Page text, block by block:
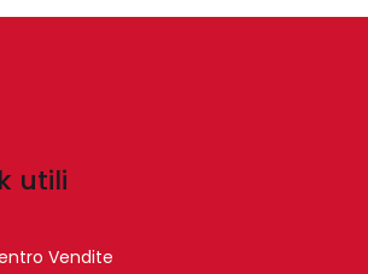
utili
Vendite